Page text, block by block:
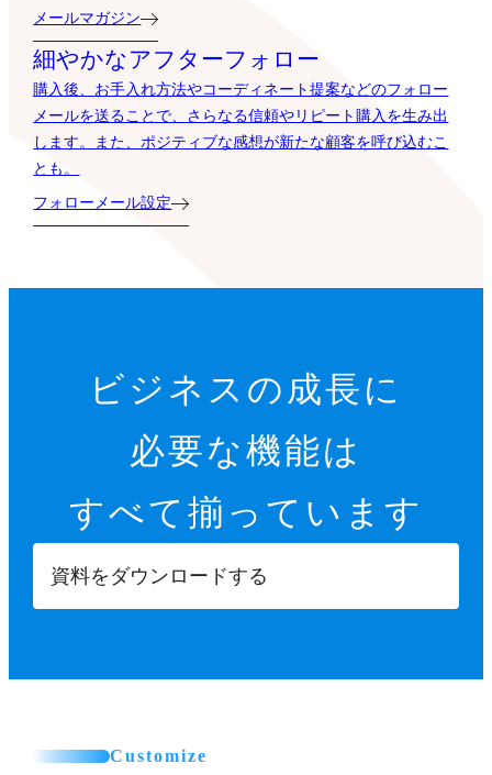
メールマガジン
細やかなアフターフォロー
購入後、お手入れ方法やコーディネート提案などのフォロー
メールを送ることで、さらなる信頼やリピート購入を生み出
します。また、ポジティブな感想が新たな顧客を呼び込むこ
とも。
フォローメール設定
ビジネスの成長に
必要な機能は
すべて揃っています
資料をダウンロードする
Customize